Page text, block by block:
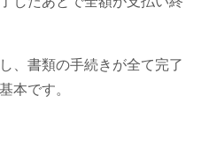
、書類の手続きが全て完了
本です。